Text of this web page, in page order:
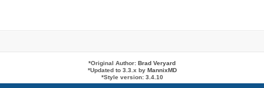
*Original Author: Brad Veryard
*Updated to 3.3.x by MannixMD
*Style version: 3.4.10